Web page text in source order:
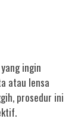
ingin
atau lensa
prosedur ini